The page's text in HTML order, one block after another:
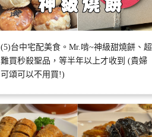
(5)台中宅配美食。Mr.啃~神級甜燒餅、超
難買秒殺聖品，等半年以上才收到 (貴婦
可頌可以不用買!)